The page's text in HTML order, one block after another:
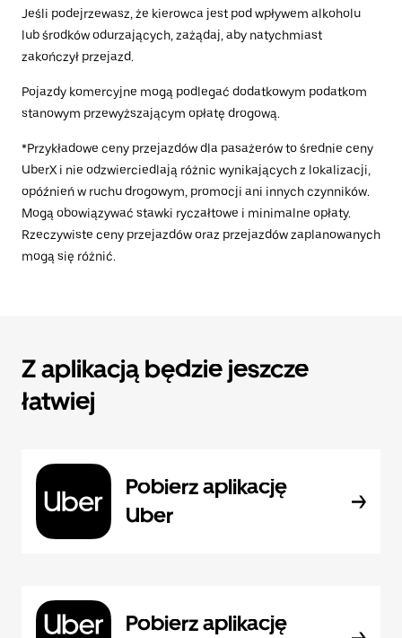
Jeśli podejrzewasz, że kierowca jest pod wpływem alkoholu
lub środków odurzających, zażądaj, aby natychmiast
zakończył przejazd.
Pojazdy komercyjne mogą podlegać dodatkowym podatkom
stanowym przewyższającym opłatę drogową.
*Przykładowe ceny przejazdów dla pasażerów to średnie ceny
UberX i nie odzwierciedlają różnic wynikających z lokalizacji,
opóźnień w ruchu drogowym, promocji ani innych czynników.
Mogą obowiązywać stawki ryczałtowe i minimalne opłaty.
Rzeczywiste ceny przejazdów oraz przejazdów zaplanowanych
mogą się różnić.
Z aplikacją będzie jeszcze
łatwiej
Pobierz aplikację
Uber
Pobierz aplikację